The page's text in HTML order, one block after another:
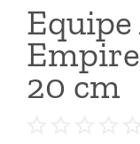
20 cm